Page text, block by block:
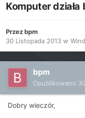
Komputer
Przezbpm
30 Listopada 2013 w
bpm
Opublikowano
Dobry wieczór,